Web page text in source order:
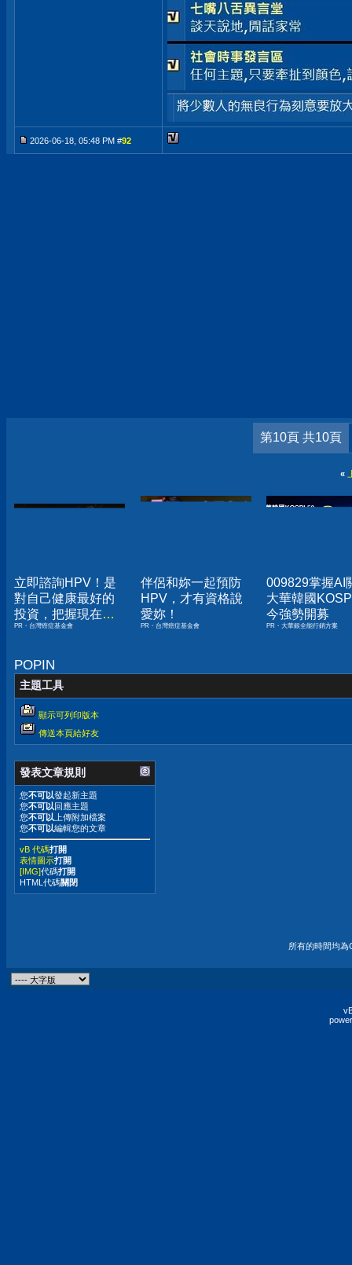
2026-06-18, 05:48 PM #92
第10頁 共10頁
«
立即諮詢HPV！是
對自己健康最好的
投資，把握現在不
嫌晚！
PR・台灣癌症基金會
伴侶和妳一起預防
HPV，才有資格說
愛妳！
PR・台灣癌症基金會
009829掌握AI
大華韓國
今強勢開募
PR・大華銀全能行銷方案
POPIN
主題工具
顯示可列印版本
傳送本頁給好友
發表文章規則
您不可以發起新主題
您不可以回應主題
您不可以 上傳附加檔案
您不可以編輯您的文章
vB 代碼打開
表情圖示打開
[IMG]代碼打開
HTML代碼關閉
所有的時間均為